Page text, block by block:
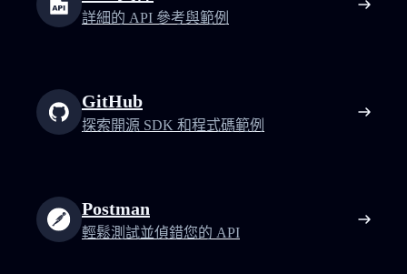
詳細的 API 參考與範例
GitHub
探索開源 SDK 和程式碼範例
Postman
輕鬆測試並偵錯您的 API